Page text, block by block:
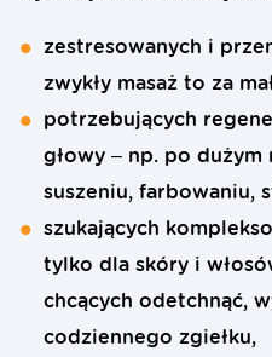
zestresowanych i
zwykły masaż to za
potrzebujących
głowy – np. po dużym
suszeniu, farbowaniu,
szukających
tylko dla skóry i
chcących odetchnąć,
codziennego zgiełku,